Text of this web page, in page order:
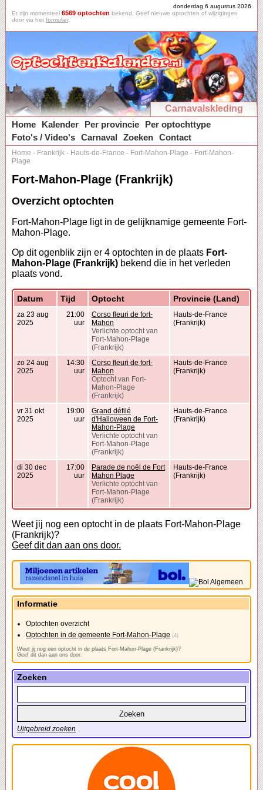
donderdag 6 augustus 2026
Er zijn momenteel 6569 optochten bekend. Geef nieuwe optochten of wijzigingen
door via het formulier.
Carnavalskleding
Home
Kalender Per provincie
Per optochttype
Foto's / Video's Carnaval Zoeken Contact
Home - Frankrijk - Hauts-de-France - Fort-Mahon-Plage - Fort-Mahon-
Plage
Fort-Mahon-Plage (Frankrijk)
Overzicht optochten
Fort-Mahon-Plage ligt in de gelijknamige gemeente Fort-
Mahon-Plage.
Op dit ogenblik zijn er 4 optochten in de plaats Fort-
Mahon-Plage (Frankrijk) bekend die in het verleden
plaats vond.
Datum Tijd Optocht Provincie (Land)
za 23 aug
2025
21:00
uur
Corso fleuri de fort-
Mahon
Verlichte optocht van
Fort-Mahon-Plage
(Frankrijk)
Hauts-de-France
(Frankrijk)
zo 24 aug
2025
14:30
uur
Corso fleuri de fort-
Mahon
Optocht van Fort-
Mahon-Plage
(Frankrijk)
Hauts-de-France
(Frankrijk)
vr 31 okt
2025
19:00
uur
Grand défilé
d'Halloween de Fort-
Mahon-Plage
Verlichte optocht van
Fort-Mahon-Plage
(Frankrijk)
Hauts-de-France
(Frankrijk)
di 30 dec
2025
17:00
uur
Parade de noël de Fort
Mahon Plage
Verlichte optocht van
Fort-Mahon-Plage
(Frankrijk)
Hauts-de-France
(Frankrijk)
Weet jij nog een optocht in de plaats Fort-Mahon-Plage
(Frankrijk)?
Geef dit dan aan ons door.
Informatie
Optochten overzicht
Optochten in de gemeente Fort-Mahon-Plage (4)
Weet jij nog een optocht in de plaats Fort-Mahon-Plage (Frankrijk)?
Geef dit dan aan ons door.
Zoeken
Uitgebreid zoeken